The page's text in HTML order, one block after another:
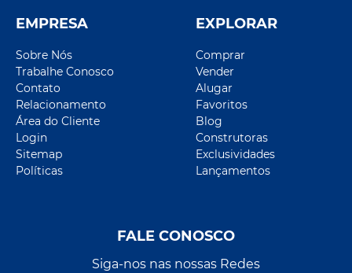
EMPRESA
Sobre Nós
Trabalhe Conosco
Contato
Relacionamento
Área do Cliente
Login
Sitemap
Políticas
EXPLORAR
Comprar
Vender
Alugar
Favoritos
Blog
Construtoras
Exclusividades
Lançamentos
FALE CONOSCO
Siga-nos nas nossas Redes